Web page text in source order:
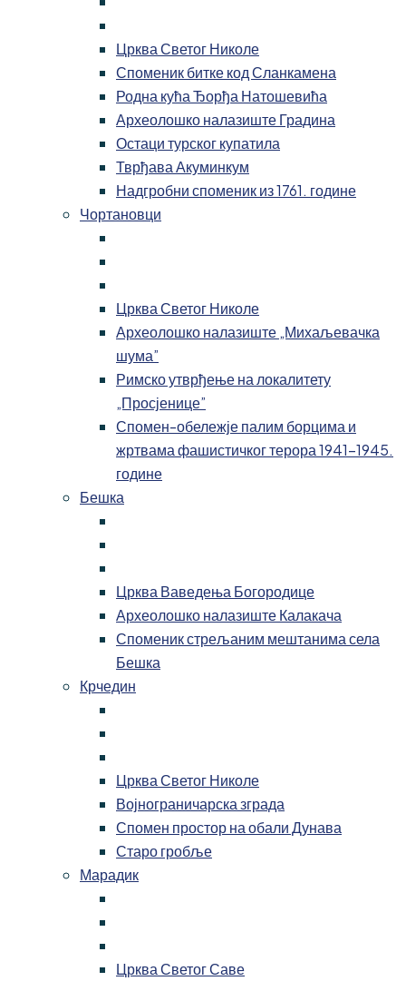
Црква Светог Николе
Споменик битке код Сланкамена
Родна кућа Ђорђа Натошевића
Археолошко налазиште Градина
Остаци турског купатила
Тврђава Акуминкум
Надгробни споменик из 1761. године
Чортановци
Црква Светог Николе
Археолошко налазиште „Михаљевачка
шума”
Римско утврђење на локалитету
„Просјенице”
Спомен-обележје палим борцима и
жртвама фашистичког терора 1941-1945.
године
Бешка
Црква Ваведења Богородице
Археолошко налазиште Калакача
Споменик стрељаним мештанима села
Бешка
Крчедин
Црква Светог Николе
Војнограничарска зграда
Спомен простор на обали Дунава
Старо гробље
Марадик
Црква Светог Саве